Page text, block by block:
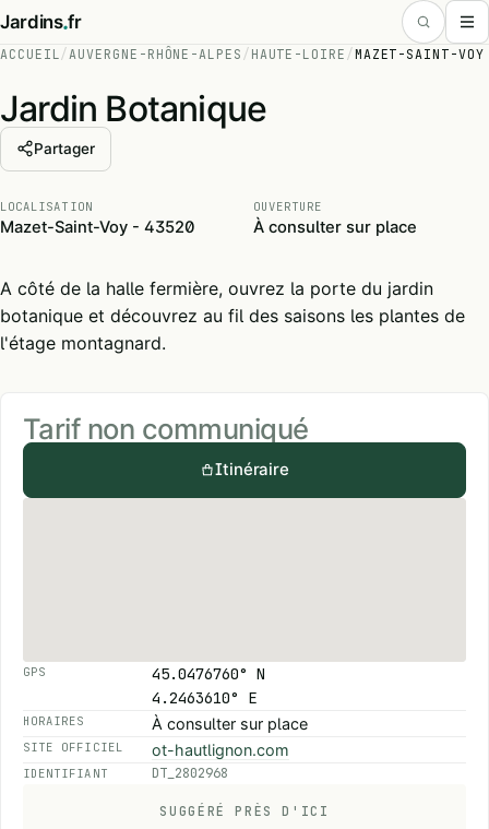
Jardins.fr
ACCUEIL/AUVERGNE-RHÔNE-ALPES / HAUTE-LOIRE / MAZET-SAINT-VOY
Jardin Botanique
Partager
LOCALISATION
Mazet-Saint-Voy - 43520
OUVERTURE
À consulter sur place
A côté de la halle fermière, ouvrez la porte du jardin
botanique et découvrez au fil des saisons les plantes de
l'étage montagnard.
Tarif non communiqué
Itinéraire
GPS
45.0476760° N
4.2463610° E
HORAIRES À consulter sur place
SITE OFFICIEL ot-hautlignon.com
IDENTIFIANT DT_2802968
SUGGÉRÉ PRÈS D'ICI